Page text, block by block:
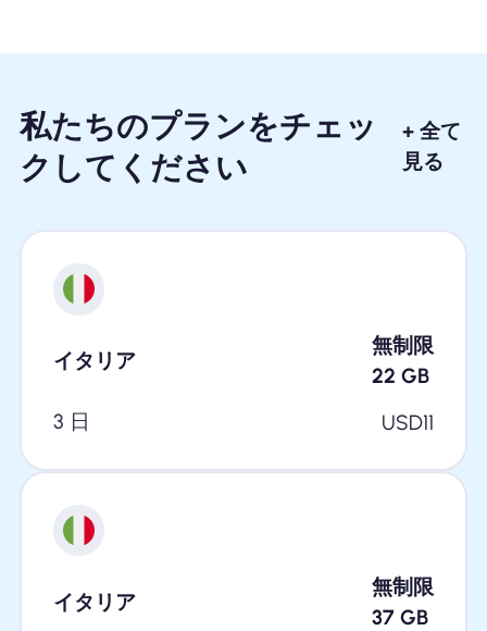
私たちのプランをチェッ
クしてください
+ 全て
見る
イタリア
無制限
22 GB
3 日
USD11
イタリア
無制限
37 GB